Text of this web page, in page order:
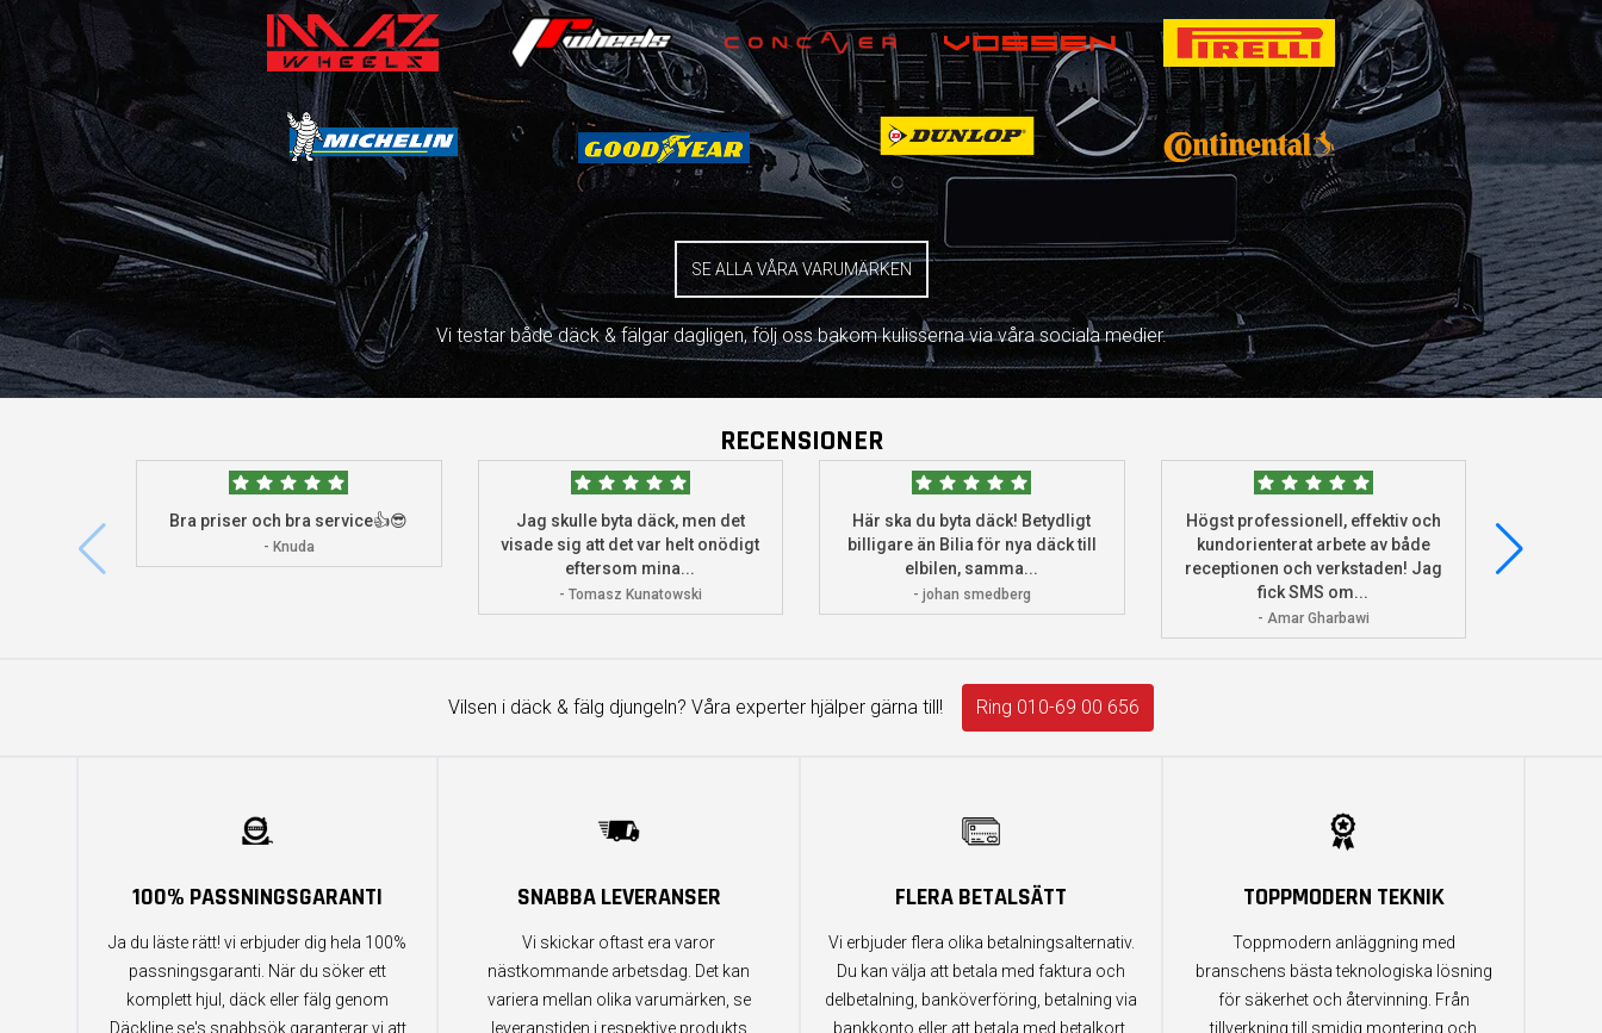
SE ALLA VÅRA VARUMÄRKEN
Vi testar både däck & fälgar dagligen, följ oss bakom kulisserna via våra sociala medier.
RECENSIONER
Bra priser och bra service👍😎
- Knuda
Jag skulle byta däck, men det
visade sig att det var helt onödigt
eftersom mina...
- Tomasz Kunatowski
Här ska du byta däck! Betydligt
billigare än Bilia för nya däck till
elbilen, samma...
- johan smedberg
Högst professionell, effektiv och
kundorienterat arbete av både
receptionen och verkstaden! Jag
fick SMS om...
- Amar Gharbawi
deras
Vilsen i däck & fälg djungeln? Våra experter hjälper gärna till! Ring 010-69 00 656
100% PASSNINGSGARANTI
Ja du läste rätt! vi erbjuder dig hela 100%
passningsgaranti. När du söker ett
komplett hjul, däck eller fälg genom
Däckline.se's snabbsök garanterar vi att
SNABBA LEVERANSER
Vi skickar oftast era varor
nästkommande arbetsdag. Det kan
variera mellan olika varumärken, se
leveranstiden i respektive produkts
FLERA BETALSÄTT
Vi erbjuder flera olika betalningsalternativ.
Du kan välja att betala med faktura och
delbetalning, banköverföring, betalning via
bankkonto eller att betala med betalkort.
TOPPMODERN TEKNIK
Toppmodern anläggning med
branschens bästa teknologiska lösning
för säkerhet och återvinning. Från
tillverkning till smidig montering och